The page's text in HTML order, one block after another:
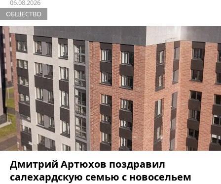
06.08.2026
ОБЩЕСТВО
Дмитрий Артюхов поздравил
салехардскую семью с новосельем